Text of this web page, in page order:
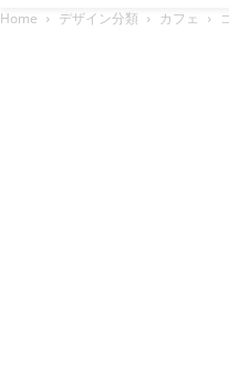
Home デザイン分類 カフェ